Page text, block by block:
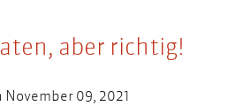
aber richtig!
November 09, 2021